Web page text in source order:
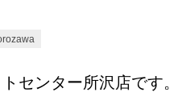
センター所沢店です。